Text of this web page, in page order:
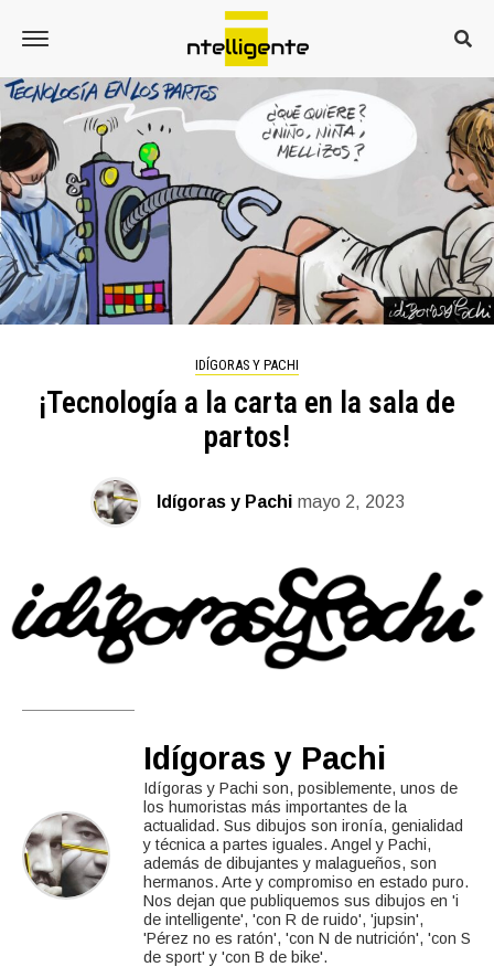
IDÍGORAS Y PACHI
¡Tecnología a la carta en la sala de
partos!
Idígoras y Pachi mayo 2, 2023
Idígoras y Pachi
Idígoras y Pachi son, posiblemente, unos de
los humoristas más importantes de la
actualidad. Sus dibujos son ironía, genialidad
y técnica a partes iguales. Angel y Pachi,
además de dibujantes y malagueños, son
hermanos. Arte y compromiso en estado puro.
Nos dejan que publiquemos sus dibujos en 'i
de intelligente', 'con R de ruido', 'jupsin',
'Pérez no es ratón', 'con N de nutrición', 'con S
de sport' y 'con B de bike'.